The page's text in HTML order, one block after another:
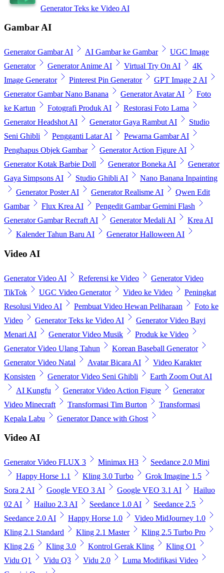
Generator Teks ke Video AI
Gambar AI
Generator Gambar AI AI Gambar ke Gambar
UGC Image
Generator
Generator Anime AI Virtual Try On AI
4K
Image Generator
Pinterest Pin Generator
GPT Image 2 AI
Generator Gambar Nano Banana
Generator Avatar AI
Foto
ke Kartun
Fotografi Produk AI
Restorasi Foto Lama
Generator Headshot AI
Generator Gaya Rambut AI
Studio
Seni Ghibli
Pengganti Latar AI
Pewarna Gambar AI
Penghapus Objek Gambar
Generator Action Figure AI
Generator Kotak Barbie Doll
Generator Boneka AI
Generator
Gaya Simpsons AI
Studio Ghibli AI
Nano Banana Inpainting
Generator Poster AI
Generator Realisme AI
Qwen Edit
Gambar
Flux Krea AI
Pengedit Gambar Gemini Flash
Generator Gambar Recraft AI
Generator Medali AI
Krea AI
Kalender Tahun Baru AI
Generator Halloween AI
Video AI
Generator Video AI Referensi ke Video
Generator Video
TikTok
UGC Video Generator Video ke Video
Peningkat
Resolusi Video AI
Pembuat Video Hewan Peliharaan
Foto ke
Video
Generator Teks ke Video AI
Generator Video Bayi
Menari AI
Generator Video Musik
Produk ke Video
Generator Video Ulang Tahun
Korean Baseball Generator
Generator Video Natal
Avatar Bicara AI
Video Karakter
Konsisten
Generator Video Seni Ghibli
Earth Zoom Out AI
AI Kungfu
Generator Video Action Figure
Generator
Video Minecraft
Transformasi Tim Burton
Transformasi
Kepala Labu
Generator Dance with Ghost
Video AI
Generator Video FLUX 3 Minimax H3
Seedance 2.0 Mini
Happy Horse 1.1
Kling 3.0 Turbo
Grok Imagine 1.5
Sora 2 AI
Google VEO 3 AI Google VEO 3.1 AI
Hailuo
02 AI
Hailuo 2.3 AI Seedance 1.0 AI
Seedance 2.5
Seedance 2.0 AI
Happy Horse 1.0
Video MidJourney 1.0
Kling 2.1 Standard
Kling 2.1 Master
Kling 2.5 Turbo Pro
Kling 2.6
Kling 3.0 Kontrol Gerak Kling
Kling O1
Vidu Q1
Vidu Q3 Vidu 2.0
Luma Modifikasi Video